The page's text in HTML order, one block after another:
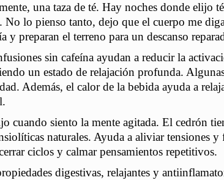
una taza de té. Hay noches donde elijo
lo pienso tanto, dejo que el cuerpo me
y preparan el terreno para un descanso
sin cafeína ayudan a reducir la
un estado de relajación profunda.
Además, el calor de la bebida ayuda a
cuando siento la mente agitada. El cedrón
naturales. Ayuda a aliviar tensiones
ciclos y calmar pensamientos repetitivos.
digestivas, relajantes y